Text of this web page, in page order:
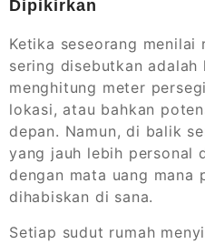
Dipikirkan
Ketika seseorang menilai
sering disebutkan adalah
menghitung meter
lokasi, atau bahkan
depan. Namun, di balik
yang jauh lebih personal
dengan mata uang mana
dihabiskan di sana.
Setiap sudut rumah